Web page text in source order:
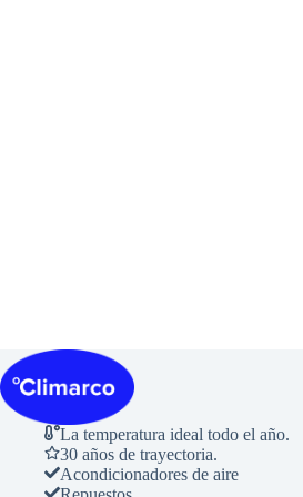
La temperatura ideal todo el año.
30 años de trayectoria.
Acondicionadores de aire